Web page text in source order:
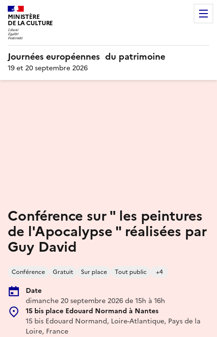
MINISTÈRE
DE LA CULTURE
Journées européennes du patrimoine
19 et 20 septembre 2026
Conférence sur " les peintures
de l'Apocalypse " réalisées par
Guy David
Conférence Gratuit Sur place Tout public +4
Date
dimanche 20 septembre 2026 de 15h à 16h
15 bis place Edouard Normand à Nantes
15 bis Edouard Normand, Loire-Atlantique, Pays de la
Loire, France